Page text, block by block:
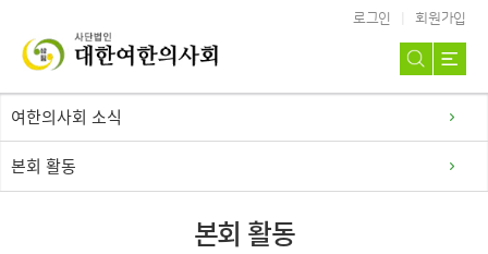
로그인 회원가입
여한의사회 소식
본회 활동
본회 활동